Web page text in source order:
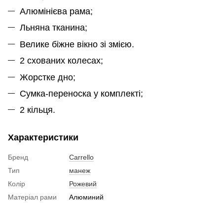
Алюмінієва рама;
Льняна тканина;
Велике біжне вікно зі змією.
2 схованих колесах;
Жорстке дно;
Сумка-переноска у комплекті;
2 кільця.
Характеристики
Бренд
Carrello
Тип
манеж
Колір
Рожевий
Матеріал рами
Алюминий